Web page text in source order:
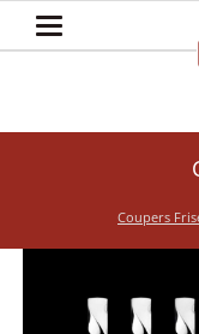
Coupers